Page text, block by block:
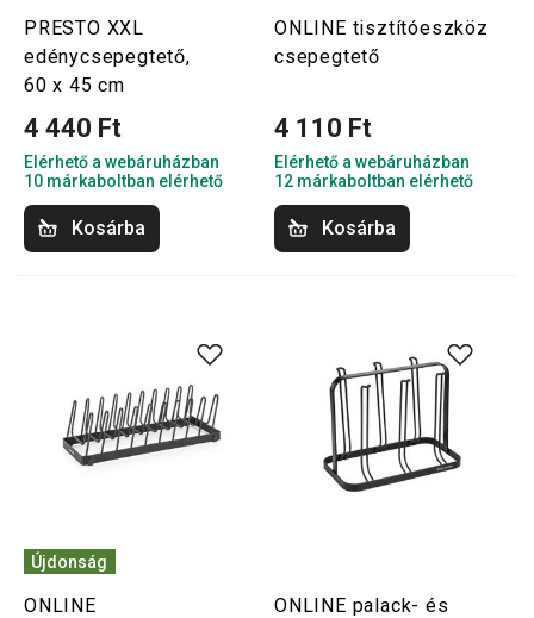
PRESTO XXL
edénycsepegtető,
60 x 45 cm
4 440 Ft
Elérhető a webáruházban
10 márkaboltban elérhető
Kosárba
ONLINE tisztítóeszköz
csepegtető
4 110 Ft
Elérhető a webáruházban
12 márkaboltban elérhető
Kosárba
Újdonság
ONLINE
ONLINE palack- és